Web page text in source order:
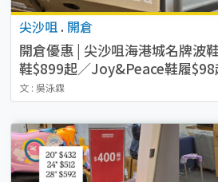
尖沙咀 . 開倉
開倉優惠 | 尖沙咀海港城名牌波
鞋$899起／Joy&Peace鞋履$98
文 : 吳泳霖